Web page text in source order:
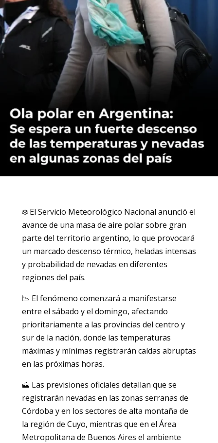
❄️ El Servicio Meteorológico Nacional anunció el
avance de una masa de aire polar sobre gran
parte del territorio argentino, lo que provocará
un marcado descenso térmico, heladas intensas
y probabilidad de nevadas en diferentes
regiones del país.
📉 El fenómeno comenzará a manifestarse
entre el sábado y el domingo, afectando
prioritariamente a las provincias del centro y
sur de la nación, donde las temperaturas
máximas y mínimas registrarán caídas abruptas
en las próximas horas.
🗻 Las previsiones oficiales detallan que se
registrarán nevadas en las zonas serranas de
Córdoba y en los sectores de alta montaña de
la región de Cuyo, mientras que en el Área
Metropolitana de Buenos Aires el ambiente